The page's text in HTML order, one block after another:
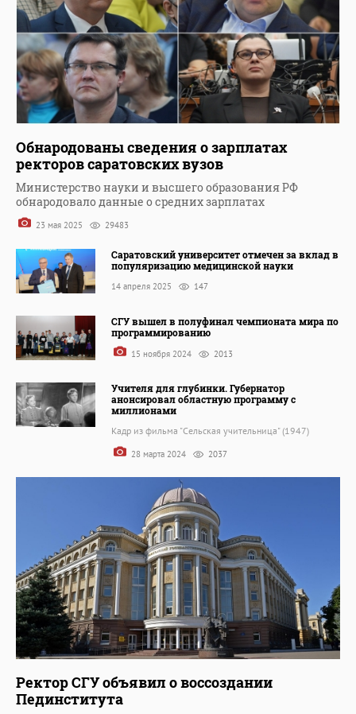
Обнародованы сведения о зарплатах
ректоров саратовских вузов
Министерство науки и высшего образования РФ
обнародовало данные о средних зарплатах
23 мая 2025 29483
Саратовский университет отмечен за вклад в
популяризацию медицинской науки
14 апреля 2025 147
СГУ вышел в полуфинал чемпионата мира по
программированию
15 ноября 2024 2013
Учителя для глубинки. Губернатор
анонсировал областную программу с
миллионами
Кадр из фильма "Сельская учительница" (1947)
28 марта 2024 2037
Ректор СГУ объявил о воссоздании
Пединститута